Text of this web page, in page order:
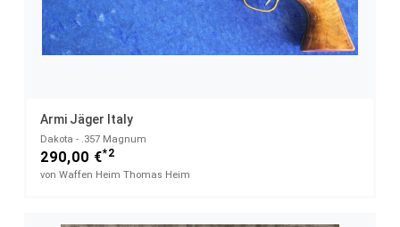
Armi Jäger Italy
Dakota - .357 Magnum
290,00 €*2
von Waffen Heim Thomas Heim